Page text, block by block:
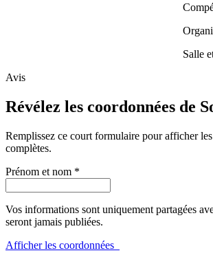
Salle
Avis
Révélez les coordonnées de
Remplissez ce court formulaire pour afficher
complètes.
Prénom et nom *
Vos informations sont uniquement partagées
seront jamais publiées.
Afficher les coordonnées